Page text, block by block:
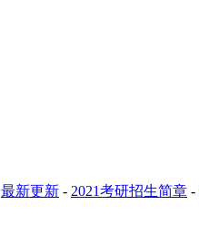
最新更新 - 2021考研招生简章 -